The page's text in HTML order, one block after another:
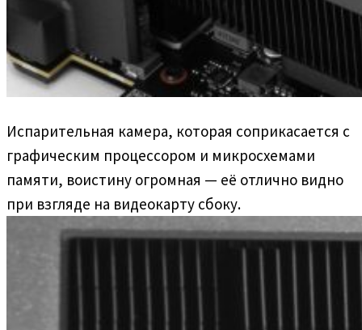
Испарительная камера, которая соприкасается с
графическим процессором и микросхемами
памяти, воистину огромная — её отлично видно
при взгляде на видеокарту сбоку.